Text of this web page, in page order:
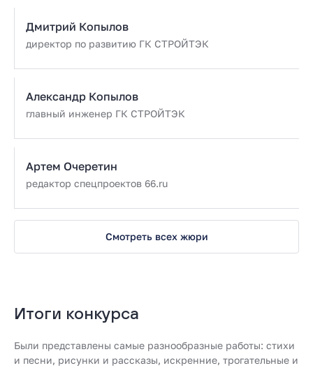
Дмитрий Копылов
директор по развитию ГК СТРОЙТЭК
Александр Копылов
главный инженер ГК СТРОЙТЭК
Артем Очеретин
редактор спецпроектов 66.ru
Смотреть всех жюри
Итоги конкурса
Были представлены самые разнообразные работы: стихи
и песни, рисунки и рассказы, искренние, трогательные и